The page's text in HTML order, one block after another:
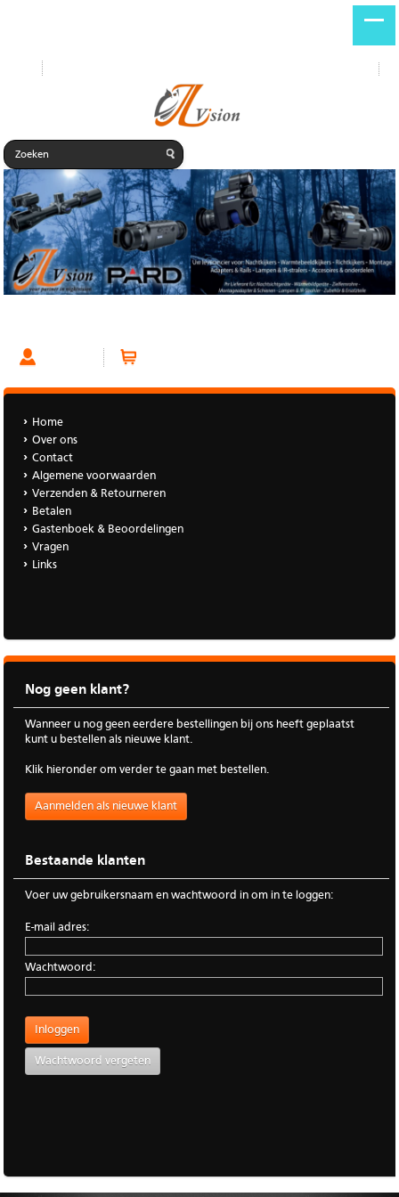
Home
Over ons
Contact
Algemene voorwaarden
Verzenden & Retourneren
Betalen
Gastenboek & Beoordelingen
Vragen
Links
Nog geen klant?
Wanneer u nog geen eerdere bestellingen bij ons heeft geplaatst
kunt u bestellen als nieuwe klant.
Klik hieronder om verder te gaan met bestellen.
Aanmelden als nieuwe klant
Bestaande klanten
Voer uw gebruikersnaam en wachtwoord in om in te loggen:
E-mail adres:
Wachtwoord:
Wachtwoord vergeten